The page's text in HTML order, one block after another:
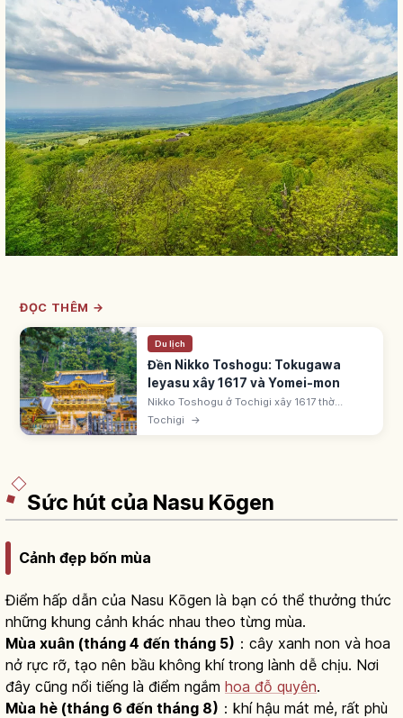
ĐỌC THÊM →
Du lịch
Đền Nikko Toshogu: Tokugawa
Ieyasu xây 1617 và Yomei-mon
Nikko Toshogu ở Tochigi xây 1617 thờ
Tokugawa Ieyasu ('Tosho Daigongen').
Trùng tu 1636 thời Iemitsu - 'Kan'ei no
Tochigi →
Sức hút của Nasu Kōgen
Cảnh đẹp bốn mùa
Điểm hấp dẫn của Nasu Kōgen là bạn có thể thưởng thức
những khung cảnh khác nhau theo từng mùa.
Mùa xuân (tháng 4 đến tháng 5) ：cây xanh non và hoa
nở rực rỡ, tạo nên bầu không khí trong lành dễ chịu. Nơi
đây cũng nổi tiếng là điểm ngắm hoa đỗ quyên.
Mùa hè (tháng 6 đến tháng 8) ：khí hậu mát mẻ, rất phù